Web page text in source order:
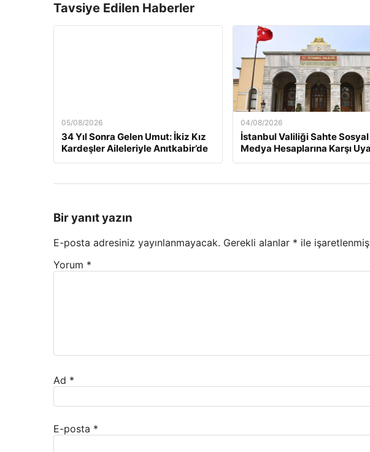
Tavsiye Edilen Haberler
05/08/2026
34 Yıl Sonra Gelen Umut: İkiz Kız
Kardeşler Aileleriyle Anıtkabir’de
04/08/2026
İstanbul Valiliği Sahte Sosyal
Medya Hesaplarına Karşı
Bir yanıt yazın
E-posta adresiniz yayınlanmayacak. Gerekli alanlar * ile
Yorum *
Ad *
E-posta *